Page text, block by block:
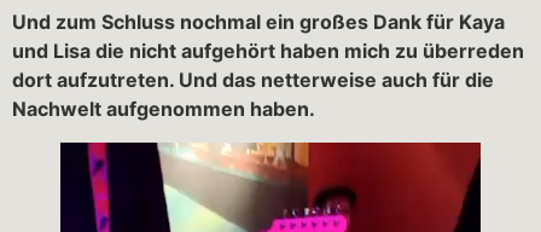
Und zum Schluss nochmal ein großes Dank für Kaya
und Lisa die nicht aufgehört haben mich zu überreden
dort aufzutreten. Und das netterweise auch für die
Nachwelt aufgenommen haben.